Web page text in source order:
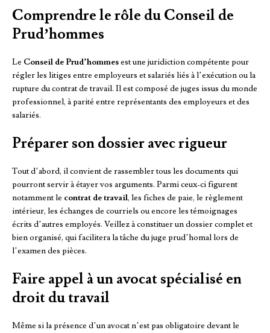
Comprendre le rôle du Conseil de
Prud’hommes
Le Conseil de Prud’hommesest une juridiction compétente pour
régler les litiges entre employeurs et salariés liés à l’exécution ou la
rupture du contrat de travail. Il est composé de juges issus du monde
professionnel, à parité entre représentants des employeurs et des
salariés.
Préparer son dossier avec rigueur
Tout d’abord, il convient de rassembler tous les documents qui
pourront servir à étayer vos arguments. Parmi ceux-ci figurent
notamment le contrat de travail, les fiches de paie, le règlement
intérieur, les échanges de courriels ou encore les témoignages
écrits d’autres employés. Veillez à constituer un dossier complet et
bien organisé, qui facilitera la tâche du juge prud’homal lors de
l’examen des pièces.
Faire appel à un avocat spécialisé en
droit du travail
Même si la présence d’un avocat n’est pas obligatoire devant le